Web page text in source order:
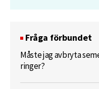
Fråga förbundet
Måste jag avbryta
ringer?